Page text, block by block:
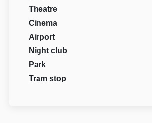
Theatre
Cinema
Airport
Night club
Park
Tram stop